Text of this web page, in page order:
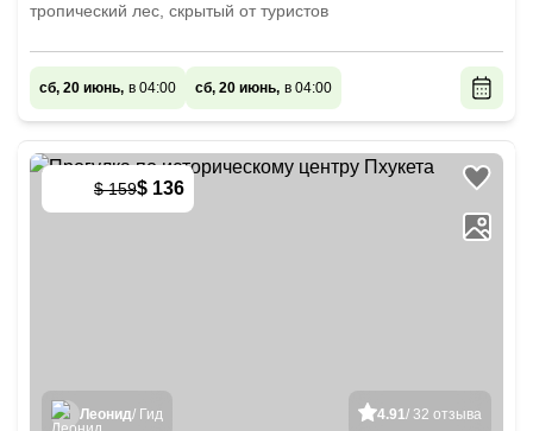
тропический лес, скрытый от туристов
сб, 20 июнь, в 04:00 сб, 20 июнь, в 04:00
$ 159$ 136
4.91/ 32 отзыва
Леонид/ Гид